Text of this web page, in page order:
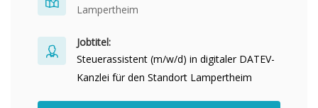
Lampertheim
Jobtitel:
Steuerassistent (m/w/d) in digitaler DATEV-
Kanzlei für den Standort Lampertheim